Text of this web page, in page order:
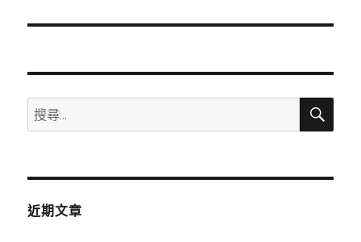
文
搜
尋
鍵
搜
近期文章